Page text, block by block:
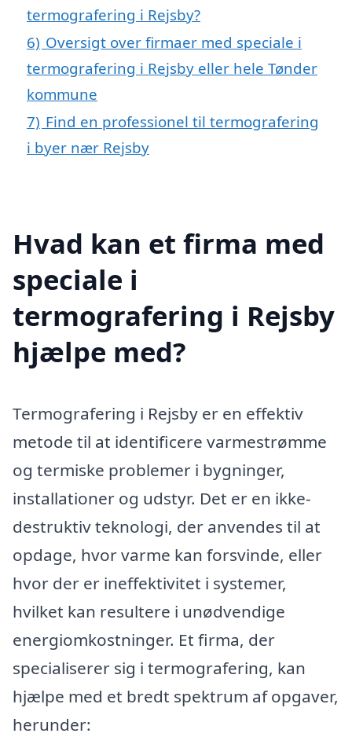
termografering i Rejsby?
6) Oversigt over firmaer med speciale i
termografering i Rejsby eller hele Tønder
kommune
7) Find en professionel til termografering
i byer nær Rejsby
Hvad kan et firma med
speciale i
termografering i Rejsby
hjælpe med?
Termografering i Rejsby er en effektiv
metode til at identificere varmestrømme
og termiske problemer i bygninger,
installationer og udstyr. Det er en ikke-
destruktiv teknologi, der anvendes til at
opdage, hvor varme kan forsvinde, eller
hvor der er ineffektivitet i systemer,
hvilket kan resultere i unødvendige
energiomkostninger. Et firma, der
specialiserer sig i termografering, kan
hjælpe med et bredt spektrum af opgaver,
herunder: